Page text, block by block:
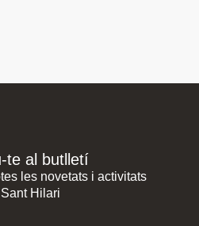
te al butlletí
les novetats i activitats
Hilari